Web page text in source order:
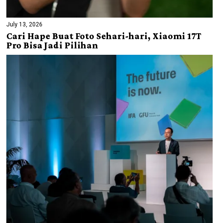
July 13, 2026
Cari Hape Buat Foto Sehari-hari, Xiaomi 17T
Pro Bisa Jadi Pilihan